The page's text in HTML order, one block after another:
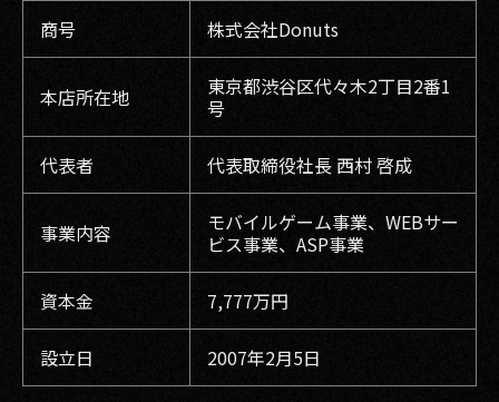
商号 株式会社Donuts
本店所在地
東京都渋谷区代々木2丁目2番1
号
代表者 代表取締役社長 西村 啓成
事業内容
モバイルゲーム事業、WEBサー
ビス事業、ASP事業
資本金 7,777万円
設立日 2007年2月5日